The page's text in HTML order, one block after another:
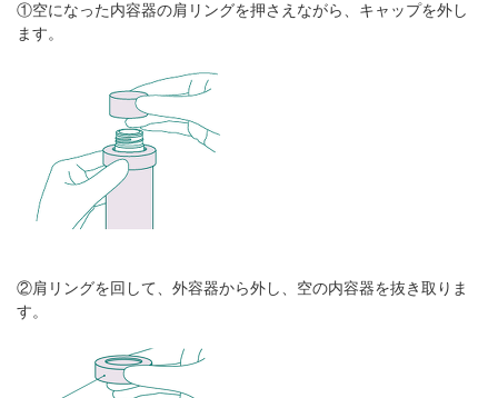
①空になった内容器の肩リングを押さえながら、キャップを外し
ます。
②肩リングを回して、外容器から外し、空の内容器を抜き取りま
す。